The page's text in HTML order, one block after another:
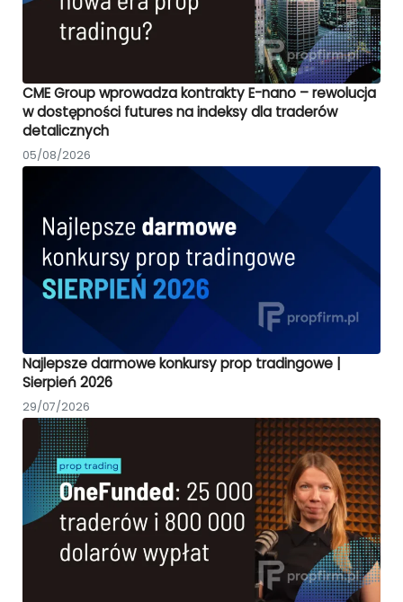
CME Group wprowadza kontrakty E-nano – rewolucja
w dostępności futures na indeksy dla traderów
detalicznych
05/08/2026
Najlepsze darmowe konkursy prop tradingowe |
Sierpień 2026
29/07/2026